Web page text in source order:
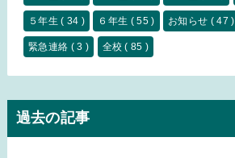
５年生( 34 ) ６年生 ( 55 ) お知らせ ( 47 )
緊急連絡 ( 3 ) 全校( 85 )
過去の記事